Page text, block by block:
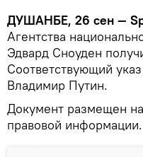
ДУШАНБЕ, 26 сен —
Агентства
Эдвард Сноуден
Соответствующий
Владимир Путин.
Документ размещен
правовой информации.